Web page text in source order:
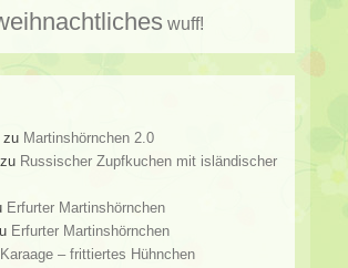
wuff!
zu Martinshörnchen 2.0
zu Russischer Zupfkuchen mit isländischer
Erfurter Martinshörnchen
Erfurter Martinshörnchen
– frittiertes Hühnchen